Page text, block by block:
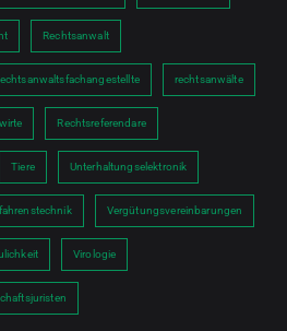
Rechtsanwalt
rechtsanwälte
Rechtsreferendare
Tiere Unterhaltungselektronik
Vergütungsvereinbarungen
Virologie